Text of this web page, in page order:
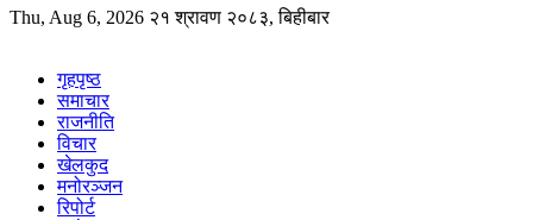
Thu, Aug 6, 2026 २१ श्रावण २०८३, बिहीबार
गृहपृष्ठ
समाचार
राजनीति
विचार
खेलकुद
मनोरञ्जन
रिपोर्ट